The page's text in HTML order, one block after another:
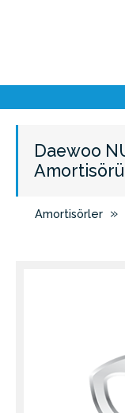
Daewoo
Amortisörü
Amortisörler »